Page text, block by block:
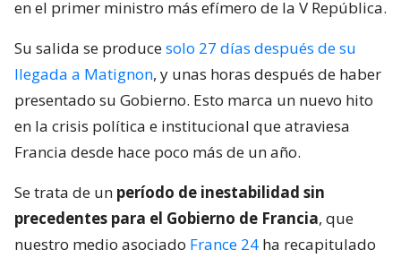
en el primer ministro más efímero de la V República.
Su salida se producesolo 27 días después de su
llegada a Matignon, y unas horas después de haber
presentado su Gobierno. Esto marca un nuevo hito
en la crisis política e institucional que atraviesa
Francia desde hace poco más de un año.
Se trata de un período de inestabilidad sin
precedentes para el Gobierno de Francia, que
nuestro medio asociado France 24 ha recapitulado